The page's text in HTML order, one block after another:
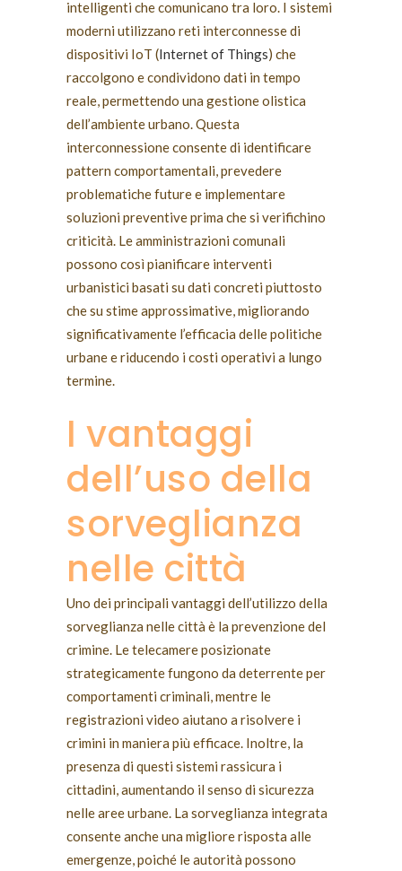
intelligenti che comunicano tra loro. I sistemi
moderni utilizzano reti interconnesse di
dispositivi IoT (Internet of Things) che
raccolgono e condividono dati in tempo
reale, permettendo una gestione olistica
dell’ambiente urbano. Questa
interconnessione consente di identificare
pattern comportamentali, prevedere
problematiche future e implementare
soluzioni preventive prima che si verifichino
criticità. Le amministrazioni comunali
possono così pianificare interventi
urbanistici basati su dati concreti piuttosto
che su stime approssimative, migliorando
significativamente l’efficacia delle politiche
urbane e riducendo i costi operativi a lungo
termine.
I vantaggi
dell’uso della
sorveglianza
nelle città
Uno dei principali vantaggi dell’utilizzo della
sorveglianza nelle città è la prevenzione del
crimine. Le telecamere posizionate
strategicamente fungono da deterrente per
comportamenti criminali, mentre le
registrazioni video aiutano a risolvere i
crimini in maniera più efficace. Inoltre, la
presenza di questi sistemi rassicura i
cittadini, aumentando il senso di sicurezza
nelle aree urbane. La sorveglianza integrata
consente anche una migliore risposta alle
emergenze, poiché le autorità possono